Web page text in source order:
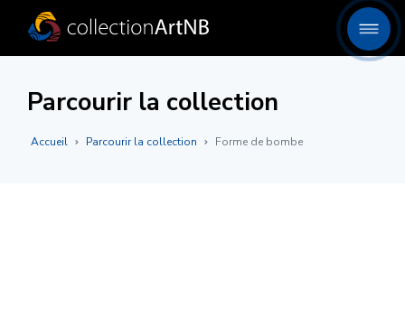
Parcourir la collection
Accueil Parcourir la collection Forme de bombe